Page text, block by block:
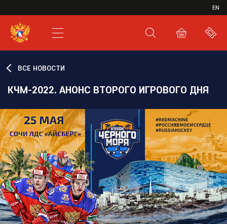
EN
XHL.RU
ВКС
ВСЕ НОВОСТИ
КЧМ-2022. АНОНС ВТОРОГО ИГРОВОГО ДНЯ